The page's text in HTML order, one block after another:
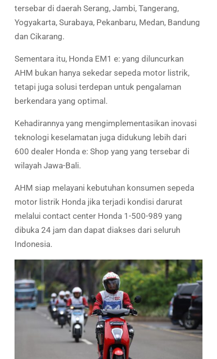
tersebar di daerah Serang, Jambi, Tangerang,
Yogyakarta, Surabaya, Pekanbaru, Medan, Bandung
dan Cikarang.
Sementara itu, Honda EM1 e: yang diluncurkan
AHM bukan hanya sekedar sepeda motor listrik,
tetapi juga solusi terdepan untuk pengalaman
berkendara yang optimal.
Kehadirannya yang mengimplementasikan inovasi
teknologi keselamatan juga didukung lebih dari
600 dealer Honda e: Shop yang yang tersebar di
wilayah Jawa-Bali.
AHM siap melayani kebutuhan konsumen sepeda
motor listrik Honda jika terjadi kondisi darurat
melalui contact center Honda 1-500-989 yang
dibuka 24 jam dan dapat diakses dari seluruh
Indonesia.